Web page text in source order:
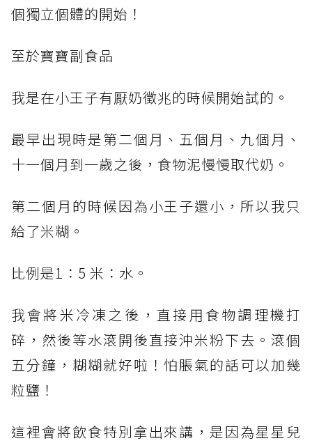
個獨立個體的開始！
至於寶寶副食品
我是在小王子有厭奶徵兆的時候開始試的。
最早出現時是第二個月、五個月、九個月、
十一個月到一歲之後，食物泥慢慢取代奶。
第二個月的時候因為小王子還小，所以我只
給了米糊。
比例是1：5 米：水。
我會將米冷凍之後，直接用食物調理機打
碎，然後等水滾開後直接沖米粉下去。滾個
五分鐘，糊糊就好啦！怕脹氣的話可以加幾
粒鹽！
這裡會將飲食特別拿出來講，是因為星星兒